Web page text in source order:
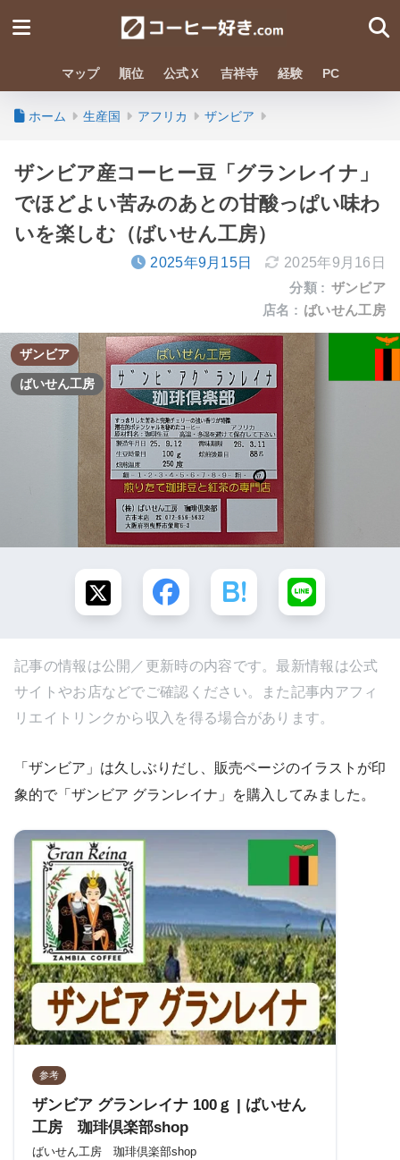
マップ 順位 公式Ｘ 吉祥寺 経験 PC
ホーム 生産国 アフリカ ザンビア
ザンビア産コーヒー豆「グランレイナ」
でほどよい苦みのあとの甘酸っぱい味わ
いを楽しむ（ばいせん工房）
2025年9月15日
2025年9月16日
分類 : ザンビア
店名 : ばいせん工房
ザンビア
ばいせん工房
記事の情報は公開／更新時の内容です。最新情報は公式
サイトやお店などでご確認ください。また記事内アフィ
リエイトリンクから収入を得る場合があります。
「ザンビア」は久しぶりだし、販売ページのイラストが印
象的で「ザンビア グランレイナ」を購入してみました。
参考
ザンビア グランレイナ 100ｇ | ばいせん
工房 珈琲倶楽部shop
ばいせん工房 珈琲倶楽部shop